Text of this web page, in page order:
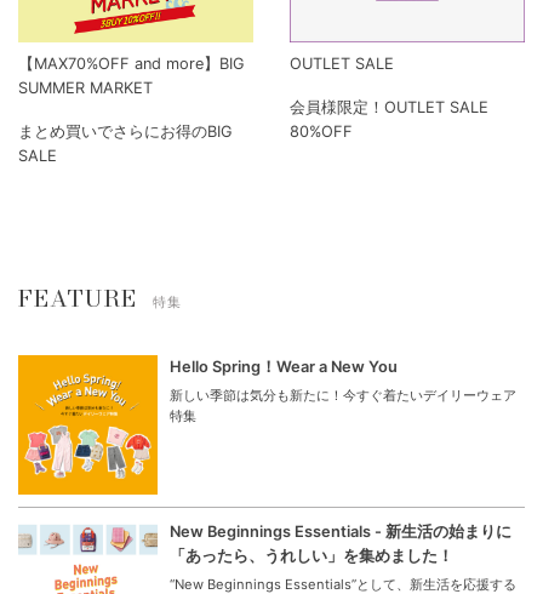
【MAX70%OFF and more】BIG
SUMMER MARKET
まとめ買いでさらにお得のBIG
SALE
OUTLET SALE
会員様限定！OUTLET SALE
80%OFF
FEATURE 特集
Hello Spring！Wear a New You
新しい季節は気分も新たに！今すぐ着たいデイリーウェア
特集
New Beginnings Essentials - 新生活の始まりに
「あったら、うれしい」を集めました！
“New Beginnings Essentials”として、新生活を応援する